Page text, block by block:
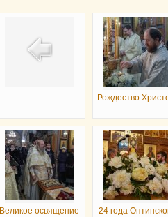
Рождество
Великое освящение
24 года